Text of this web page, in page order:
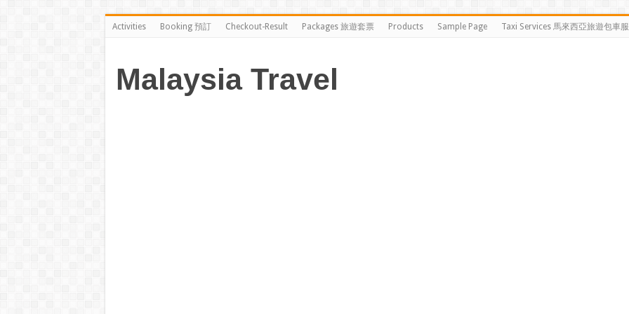
Activities Booking 預訂 Checkout-Result Packages 旅遊套票 Products Sample Page Taxi Services 馬來西亞旅遊包車
Malaysia Travel